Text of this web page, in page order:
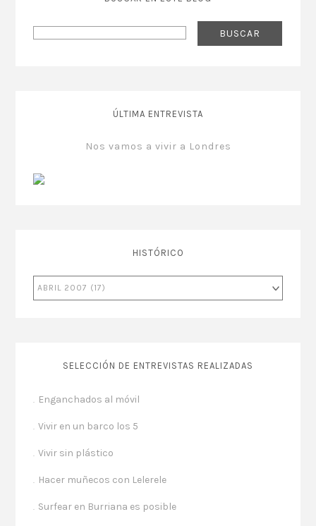
ÚLTIMA ENTREVISTA
Nos vamos a vivir a Londres
HISTÓRICO
SELECCIÓN DE ENTREVISTAS REALIZADAS
Enganchados al móvil
Vivir en un barco los 5
Vivir sin plástico
Hacer muñecos con Lelerele
Surfear en Burriana es posible